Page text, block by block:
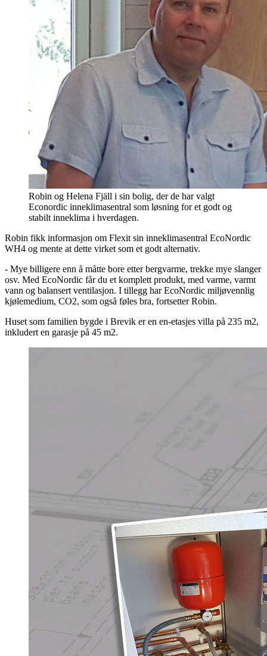
Robin og Helena Fjäll i sin bolig, der de har valgt
Econordic inneklimasentral som løsning for et godt og
stabilt inneklima i hverdagen.
Robin fikk informasjon om Flexit sin inneklimasentral EcoNordic
WH4 og mente at dette virket som et godt alternativ.
- Mye billigere enn å måtte bore etter bergvarme, trekke mye slanger
osv. Med EcoNordic får du et komplett produkt, med varme, varmt
vann og balansert ventilasjon. I tillegg har EcoNordic miljøvennlig
kjølemedium, CO2, som også føles bra, fortsetter Robin.
Huset som familien bygde i Brevik er en en-etasjes villa på 235 m2,
inkludert en garasje på 45 m2.